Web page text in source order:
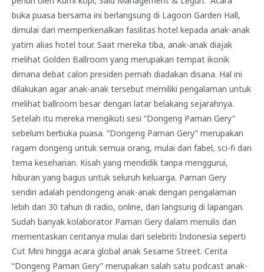
buka puasa bersama ini berlangsung di Lagoon Garden Hall,
dimulai dari memperkenalkan fasilitas hotel kepada anak-anak
yatim alias hotel tour. Saat mereka tiba, anak-anak diajak
melihat Golden Ballroom yang merupakan tempat ikonik
dimana debat calon presiden pernah diadakan disana. Hal ini
dilakukan agar anak-anak tersebut memiliki pengalaman untuk
melihat ballroom besar dengan latar belakang sejarahnya.
Setelah itu mereka mengikuti sesi “Dongeng Paman Gery”
sebelum berbuka puasa. “Dongeng Paman Gery” merupakan
ragam dongeng untuk semua orang, mulai dari fabel, sci-fi dan
tema keseharian. Kisah yang mendidik tanpa menggurui,
hiburan yang bagus untuk seluruh keluarga. Paman Gery
sendiri adalah pendongeng anak-anak dengan pengalaman
lebih dari 30 tahun di radio, online, dan langsung di lapangan.
Sudah banyak kolaborator Paman Gery dalam menulis dan
mementaskan ceritanya mulai dari selebriti Indonesia seperti
Cut Mini hingga acara global anak Sesame Street. Cerita
“Dongeng Paman Gery” merupakan salah satu podcast anak-